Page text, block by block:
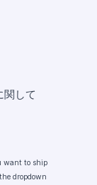
関して
want to ship
dropdown